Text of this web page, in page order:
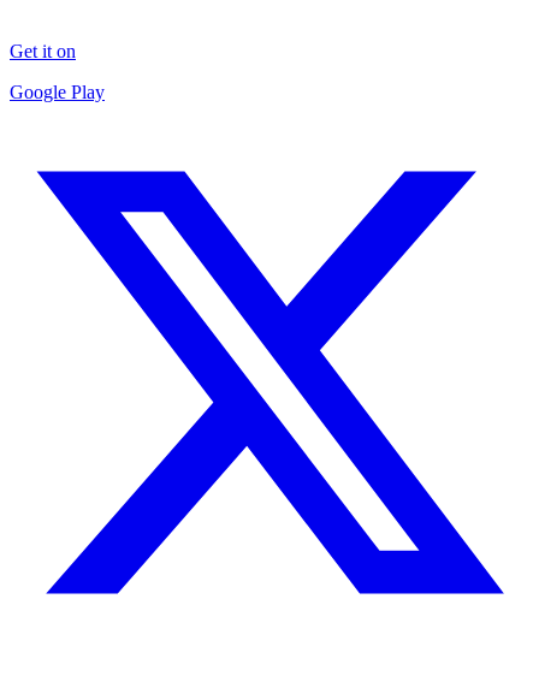
Get it on
Google Play